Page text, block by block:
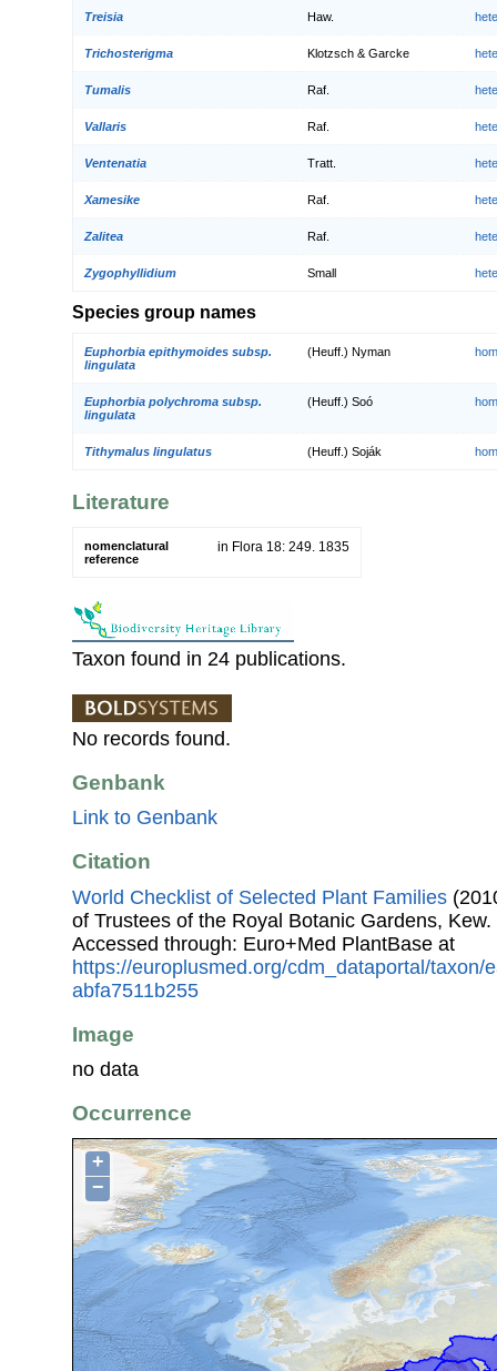
Treisia Haw.
Trichosterigma Klotzsch & Garcke
Tumalis Raf.
Vallaris Raf.
Ventenatia Tratt.
Xamesike Raf.
Zalitea Raf.
Zygophyllidium Small
Species group names
Euphorbia epithymoides subsp.
lingulata
(Heuff.) Nyman
Euphorbia polychroma subsp.
lingulata
(Heuff.) Soó
Tithymalus lingulatus (Heuff.) Soják
Literature
nomenclatural
reference
in Flora 18: 249. 1835
Taxon found in 24 publications.
No records found.
Genbank
Link to Genbank
Citation
World Checklist of Selected Plant Families
of Trustees of the Royal Botanic Gardens, Kew.
Accessed through: Euro+Med PlantBase at
https://europlusmed.org/cdm_dataportal/taxon/
abfa7511b255
Image
no data
Occurrence
+
−